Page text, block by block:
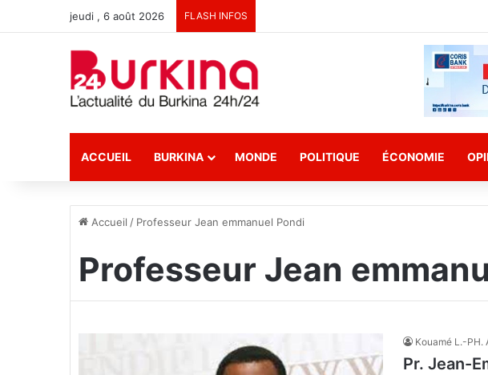
jeudi , 6 août 2026 FLASH INFOS
ACCUEIL BURKINA MONDE POLITIQUE ÉCONOMIE
Accueil / Professeur Jean emmanuel Pondi
Professeur Jean
Kouamé L.-PH.
Pr. Jean-